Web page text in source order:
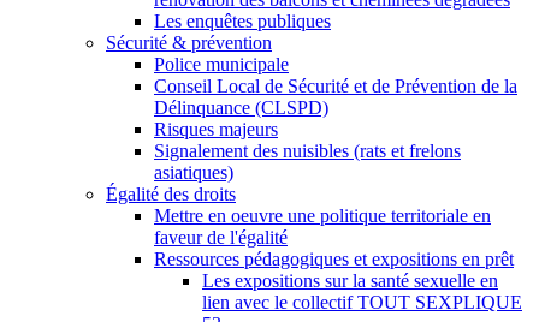
Les enquêtes publiques
Sécurité & prévention
Police municipale
Conseil Local de Sécurité et de Prévention de la
Délinquance (CLSPD)
Risques majeurs
Signalement des nuisibles (rats et frelons
asiatiques)
Égalité des droits
Mettre en oeuvre une politique territoriale en
faveur de l'égalité
Ressources pédagogiques et expositions en prêt
Les expositions sur la santé sexuelle en
lien avec le collectif TOUT SEXPLIQUE